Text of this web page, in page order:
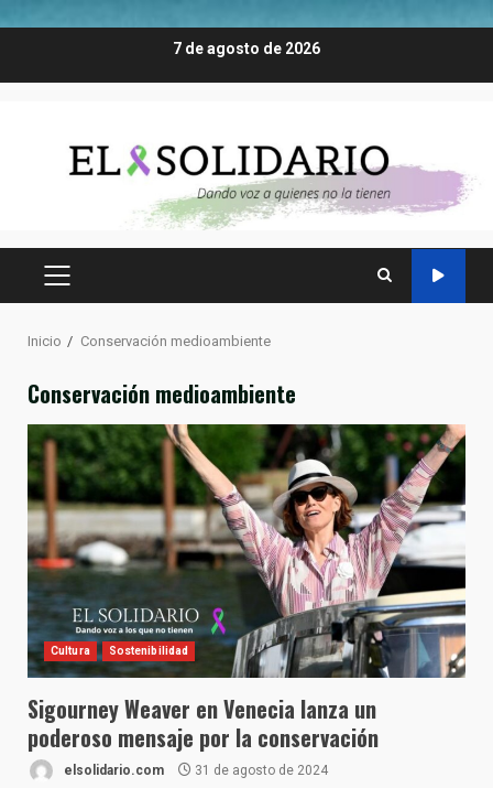
7 de agosto de 2026
MENÚ
Inicio Conservación medioambiente
Conservación medioambiente
Cultura Sostenibilidad
Sigourney Weaver en Venecia lanza un
poderoso mensaje por la conservación
elsolidario.com 31 de agosto de 2024